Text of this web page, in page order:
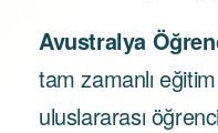
Avustralya
tam zamanlı
uluslararası